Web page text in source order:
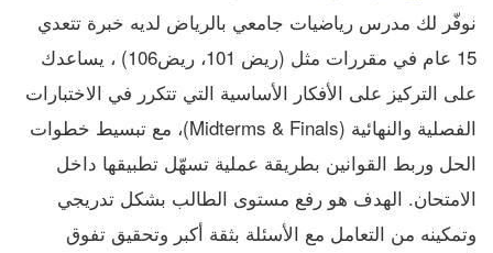
نوفّر لك مدرس رياضيات جامعي بالرياض لديه خبرة تتعدي
15 عام في مقررات مثل (ريض 101، ريض106) ، يساعدك
على التركيز على الأفكار الأساسية التي تتكرر في الاختبارات
الفصلية والنهائية (Midterms & Finals)، مع تبسيط خطوات
الحل وربط القوانين بطريقة عملية تسهّل تطبيقها داخل
الامتحان. الهدف هو رفع مستوى الطالب بشكل تدريجي
وتمكينه من التعامل مع الأسئلة بثقة أكبر وتحقيق تفوق